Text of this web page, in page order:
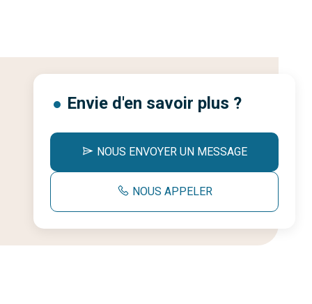
Envie d'en savoir plus ?
NOUS ENVOYER UN MESSAGE
NOUS APPELER